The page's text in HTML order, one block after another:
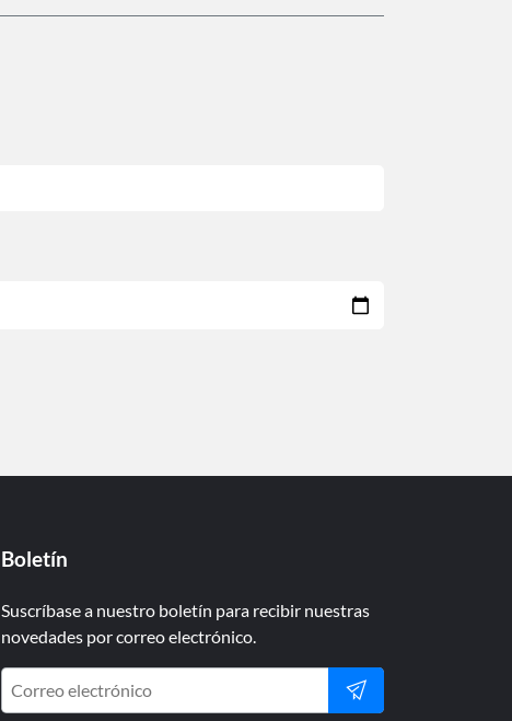
Boletín
Suscríbase a nuestro boletín para recibir nuestras
novedades por correo electrónico.